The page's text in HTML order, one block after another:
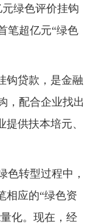
绿色评价挂钩
笔超亿元“绿色
钩贷款，是金融
，配合企业找出
供扶本培元、
色转型过程中，
相应的“绿色资
化。现在，经